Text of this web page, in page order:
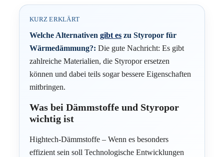
KURZ ERKLÄRT
Welche Alternativen gibt es zu Styropor für
Wärmedämmung?: Die gute Nachricht: Es gibt
zahlreiche Materialien, die Styropor ersetzen
können und dabei teils sogar bessere Eigenschaften
mitbringen.
Was bei Dämmstoffe und Styropor
wichtig ist
Hightech-Dämmstoffe – Wenn es besonders
effizient sein soll Technologische Entwicklungen